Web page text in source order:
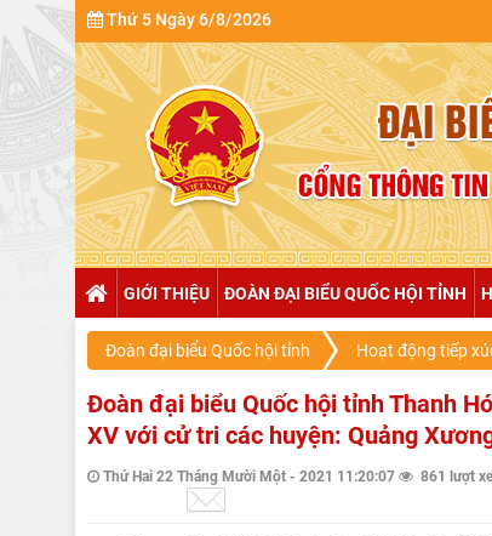
Thứ 5 Ngày 6/8/2026
GIỚI THIỆU ĐOÀN ĐẠI BIỂU QUỐC HỘI TỈNH
Đoàn đại biểu Quốc hội tỉnh Hoạt động tiếp
Đoàn đại biểu Quốc hội tỉnh Thanh
XV với cử tri các huyện: Quảng
Thứ Hai 22 Tháng Mười Một - 2021 11:20:07 861 lượt